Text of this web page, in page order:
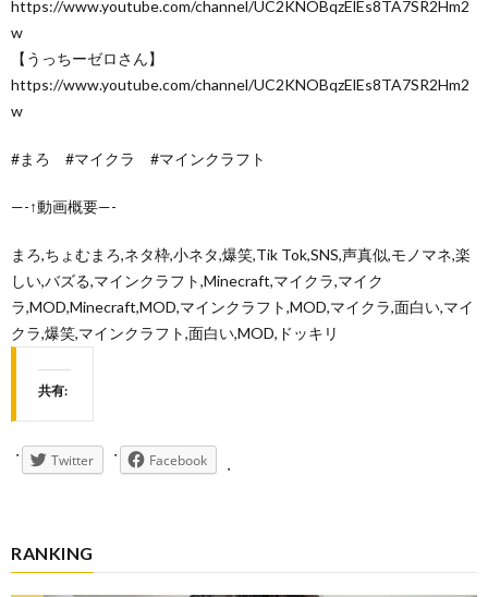
https://www.youtube.com/channel/UC2KNOBqzElEs8TA7SR2Hm2
w
【うっちーゼロさん】
https://www.youtube.com/channel/UC2KNOBqzElEs8TA7SR2Hm2
w
#まろ #マイクラ #マインクラフト
—-↑動画概要—-
まろ,ちょむまろ,ネタ枠,小ネタ,爆笑,Tik Tok,SNS,声真似,モノマネ,楽
しい,バズる,マインクラフト,Minecraft,マイクラ,マイク
ラ,MOD,Minecraft,MOD,マインクラフト,MOD,マイクラ,面白い,マイ
クラ,爆笑,マインクラフト,面白い,MOD,ドッキリ
共有:
Twitter Facebook
RANKING